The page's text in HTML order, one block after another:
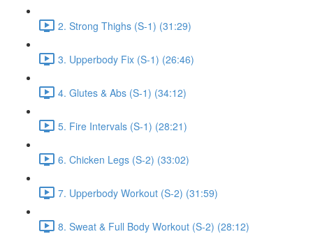
2. Strong Thighs (S-1) (31:29)
3. Upperbody Fix (S-1) (26:46)
4. Glutes & Abs (S-1) (34:12)
5. Fire Intervals (S-1) (28:21)
6. Chicken Legs (S-2) (33:02)
7. Upperbody Workout (S-2) (31:59)
8. Sweat & Full Body Workout (S-2) (28:12)